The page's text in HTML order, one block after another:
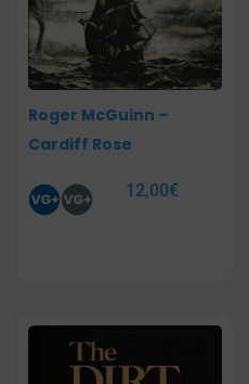
Roger McGuinn –
Cardiff Rose
12,00€